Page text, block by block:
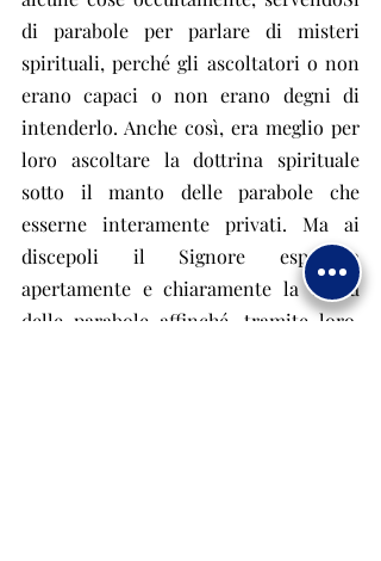
di parabole per parlare di misteri
spirituali, perché gli ascoltatori o non
erano capaci o non erano degni di
intenderlo. Anche così, era meglio per
loro ascoltare la dottrina spirituale
sotto il manto delle parabole che
esserne interamente privati. Ma ai
discepoli il Signore esponeva
apertamente e chiaramente la verità
delle parabole affinché, tramite loro,